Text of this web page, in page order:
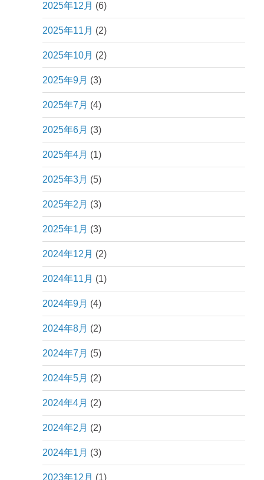
2025年12月 (6)
2025年11月 (2)
2025年10月 (2)
2025年9月 (3)
2025年7月 (4)
2025年6月 (3)
2025年4月 (1)
2025年3月 (5)
2025年2月 (3)
2025年1月 (3)
2024年12月 (2)
2024年11月 (1)
2024年9月 (4)
2024年8月 (2)
2024年7月 (5)
2024年5月 (2)
2024年4月 (2)
2024年2月 (2)
2024年1月 (3)
2023年12月 (1)